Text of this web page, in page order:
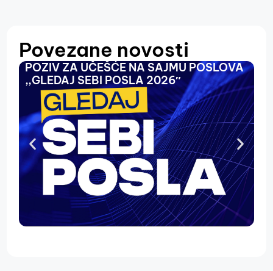
Povezane novosti
POZIV ZA UČEŠĆE NA SAJMU POSLOVA
,,GLEDAJ SEBI POSLA 2026″